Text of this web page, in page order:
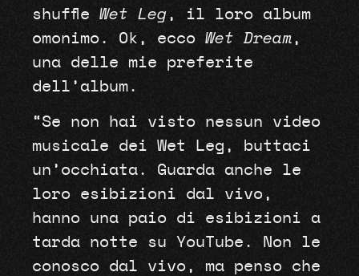
shuffle Wet Leg, il loro album
omonimo. Ok, ecco Wet Dream,
una delle mie preferite
dell’album.
“Se non hai visto nessun video
musicale dei Wet Leg, buttaci
un’occhiata. Guarda anche le
loro esibizioni dal vivo,
hanno una paio di esibizioni a
tarda notte su YouTube. Non le
conosco dal vivo, ma penso che